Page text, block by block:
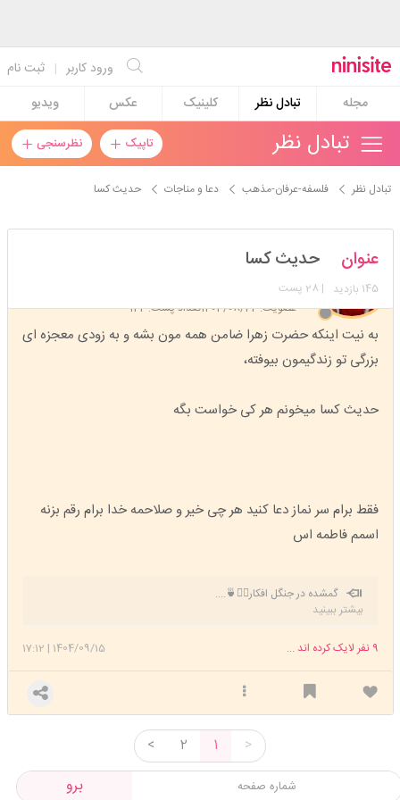
ثبت نام | ورود کاربر
مجله
تبادل نظر کلینیک عکس ویدیو
تاپیک نظرسنجی تبادل نظر
تبادل نظر فلسفه-عرفان-مذهب دعا و مناجات حدیث کسا
hosna78
عضویت: 1403/08/22 تعداد پست: 122
عنوان حدیث کسا
145 بازدید | 28 پست
به نیت اينکه حضرت زهرا ضامن همه مون بشه و به زودی معجزه ای
بزرگی تو زندگیمون بیوفته،
حدیث کسا میخونم هر کی خواست بگه
فقط برام سر نماز دعا کنید هر چی خیر و صلاحمه خدا برام رقم بزنه
اسمم فاطمه اس
گمشده در جنگل افکار🚶‍♀️🍵....
بیشتر ببینید
1404/09/15
|
17:12 9 نفر لایک کرده اند ...
>
1
2
<
برو